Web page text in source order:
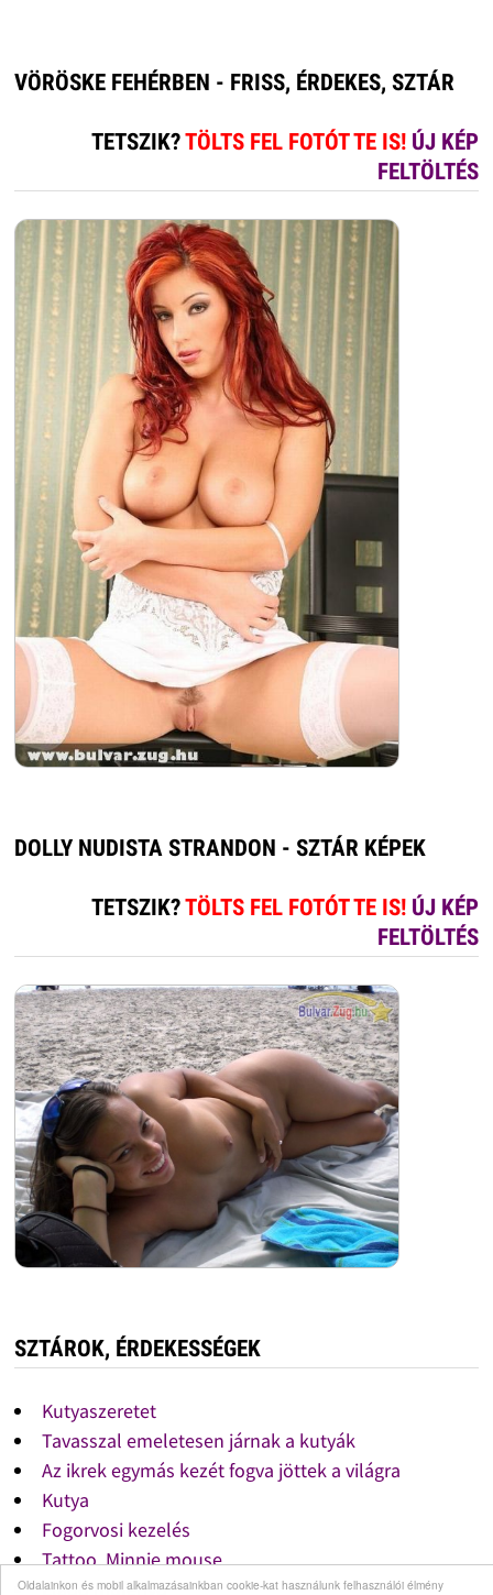
Oldalainkon és mobil alkalmazásainkban cookie-kat használunk felhasználói élmény
VÖRÖSKE FEHÉRBEN - FRISS, ÉRDEKES, SZTÁR
TETSZIK?TÖLTS FEL FOTÓT TE IS! ÚJ KÉP
FELTÖLTÉS
DOLLY NUDISTA STRANDON - SZTÁR KÉPEK
TETSZIK?TÖLTS FEL FOTÓT TE IS! ÚJ KÉP
FELTÖLTÉS
SZTÁROK, ÉRDEKESSÉGEK
Kutyaszeretet
Tavasszal emeletesen járnak a kutyák
Az ikrek egymás kezét fogva jöttek a világra
Kutya
Fogorvosi kezelés
Tattoo, Minnie mouse
Eladó műfenyő